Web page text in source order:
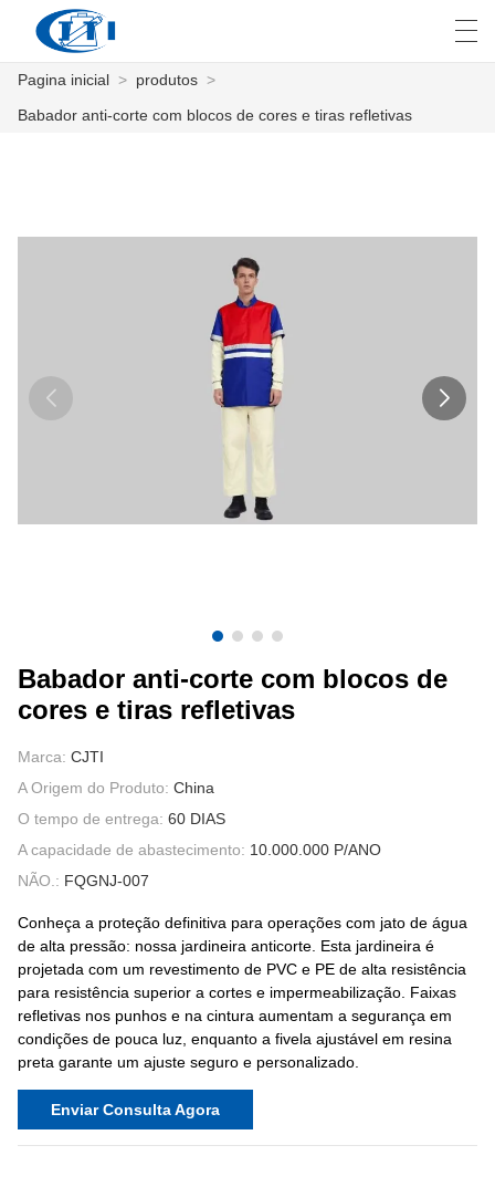
NOTÍCIA
العربية česky
Pagina inicial > produtos >
Babador anti-corte com blocos de cores e tiras refletivas
Babador anti-corte com blocos de
cores e tiras refletivas
Marca: CJTI
A Origem do Produto: China
O tempo de entrega: 60 DIAS
A capacidade de abastecimento: 10.000.000 P/ANO
NÃO.: FQGNJ-007
Conheça a proteção definitiva para operações com jato de água
de alta pressão: nossa jardineira anticorte. Esta jardineira é
projetada com um revestimento de PVC e PE de alta resistência
para resistência superior a cortes e impermeabilização. Faixas
refletivas nos punhos e na cintura aumentam a segurança em
condições de pouca luz, enquanto a fivela ajustável em resina
preta garante um ajuste seguro e personalizado.
Enviar Consulta Agora